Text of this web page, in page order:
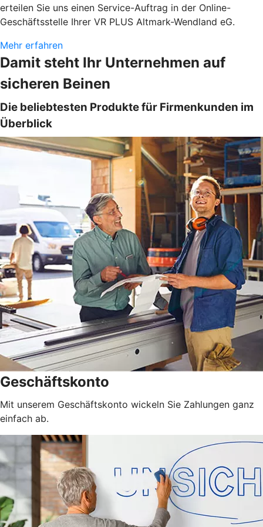
erteilen Sie uns einen Service-Auftrag in der Online-
Geschäftsstelle Ihrer VR PLUS Altmark-Wendland eG.
Mehr erfahren
Damit steht Ihr Unternehmen auf
sicheren Beinen
Die beliebtesten Produkte für Firmenkunden im
Überblick
Geschäftskonto
Mit unserem Geschäftskonto wickeln Sie Zahlungen ganz
einfach ab.